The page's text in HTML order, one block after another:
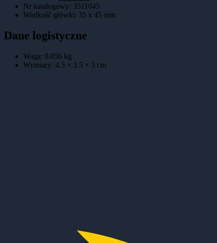
Nr katalogowy: 3511045
Wielkość główki: 35 x 45 mm
Dane logistyczne
Waga: 0.056 kg
Wymiary: 4.5 × 3.5 × 3 cm